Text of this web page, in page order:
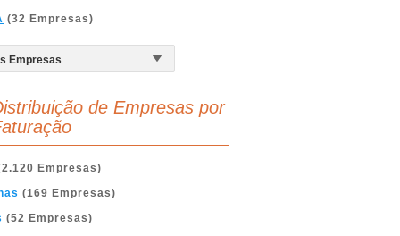
(32 Empresas)
de Empresas por
Empresas)
(169 Empresas)
(52 Empresas)